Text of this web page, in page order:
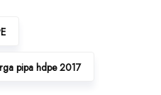
pipa hdpe 2017